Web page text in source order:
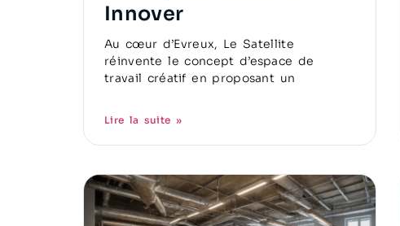
Innover
Au cœur d’Evreux, Le Satellite
réinvente le concept d’espace de
travail créatif en proposant un
Lire la suite »